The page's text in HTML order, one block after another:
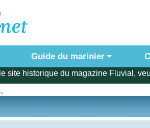
Guide du marinier
site historique du magazine Fluvial,